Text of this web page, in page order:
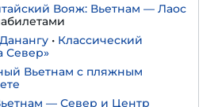
Вояж: Вьетнам — Лаос
• Классический
Север»
Вьетнам с пляжным
— Север и Центр